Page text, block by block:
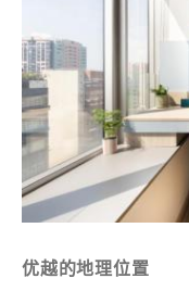
优越的地理位置